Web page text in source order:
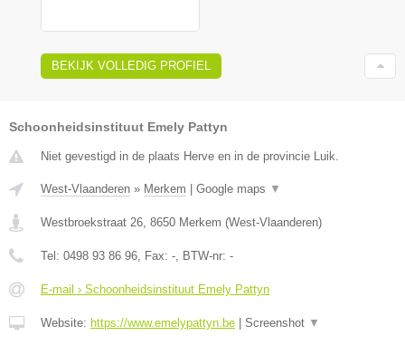
BEKIJK VOLLEDIG PROFIEL
Schoonheidsinstituut Emely Pattyn
Niet gevestigd in de plaats Herve en in de provincie Luik.
West-Vlaanderen » Merkem | Google maps ▼
Westbroekstraat 26 8650 Merkem (West-Vlaanderen)
Tel: 0498 93 86 96 , Fax: - , BTW-nr: -
E-mail › Schoonheidsinstituut Emely Pattyn
Website: https://www.emelypattyn.be | Screenshot ▼